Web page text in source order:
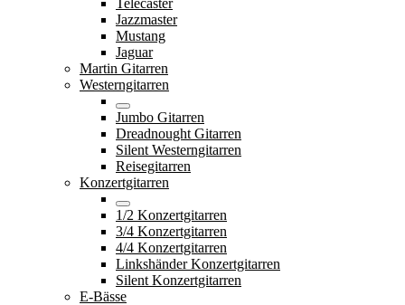
Jazzmaster
Mustang
Jaguar
Martin Gitarren
Westerngitarren
Jumbo Gitarren
Dreadnought Gitarren
Silent Westerngitarren
Reisegitarren
Konzertgitarren
1/2 Konzertgitarren
3/4 Konzertgitarren
4/4 Konzertgitarren
Linkshänder Konzertgitarren
Silent Konzertgitarren
E-Bässe